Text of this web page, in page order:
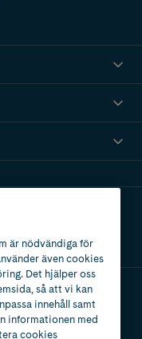
är nödvändiga för
även cookies
Det hjälper oss
så att vi kan
innehåll samt
informationen med
cookies